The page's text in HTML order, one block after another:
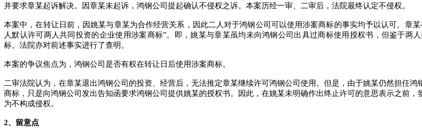
并要求章某起诉解决。因章某未起诉，鸿钢公司提起确认不侵权之诉。本案历经一审、二审后，法院最终认定不侵权。
本案中，在转让日前，因姚某与章某为合作经营关系，因此二人对于鸿钢公司可以使用涉案商标的事实均予以认可。章
人默认许可两人共同投资的企业使用涉案商标”。即，姚某与章某虽均未向鸿钢公司出具过商标使用授权书，但鉴于两
标。法院亦对前述事实进行了查明。
本案的争议焦点为，鸿钢公司是否有权在转让日后使用涉案商标。
二审法院认为，在章某退出鸿钢公司的投资、经营后，无法推定章某继续许可鸿钢公司使用。但是，由于姚某仍然担任
商标，只是向鸿钢公司发出告知函要求鸿钢公司提供姚某的授权书。因此，在姚某未明确作出终止许可的意思表示之前
为不构成侵权。
2、留意点